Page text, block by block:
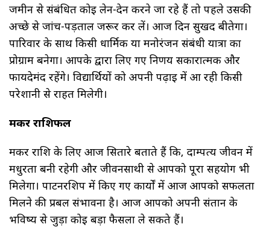
जमीन से संबंधित कोई लेन-देन करने जा रहे हैं तो पहले उसकी
अच्छे से जांच-पड़ताल जरूर कर लें। आज दिन सुखद बीतेगा।
पारिवार के साथ किसी धार्मिक या मनोरंजन संबंधी यात्रा का
प्रोग्राम बनेगा। आपके द्वारा लिए गए निर्णय सकारात्मक और
फायदेमंद रहेंगे। विद्यार्थियों को अपनी पढ़ाई में आ रही किसी
परेशानी से राहत मिलेगी।
मकर राशिफल
मकर राशि के लिए आज सितारे बताते हैं कि, दाम्पत्य जीवन में
मधुरता बनी रहेगी और जीवनसाथी से आपको पूरा सहयोग भी
मिलेगा। पार्टनरशिप में किए गए कार्यों में आज आपको सफलता
मिलने की प्रबल संभावना है। आज आपको अपनी संतान के
भविष्य से जुड़ा कोई बड़ा फैसला ले सकते हैं।